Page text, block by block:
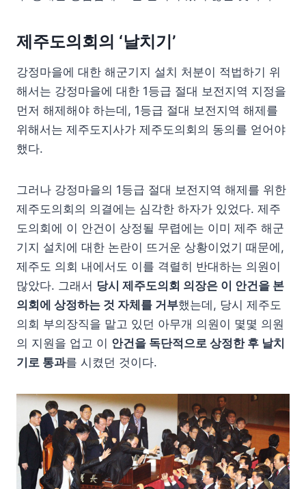
제주도의회의 ‘날치기’
강정마을에 대한 해군기지 설치 처분이 적법하기 위
해서는 강정마을에 대한 1등급 절대 보전지역 지정을
먼저 해제해야 하는데, 1등급 절대 보전지역 해제를
위해서는 제주도지사가 제주도의회의 동의를 얻어야
했다.
그러나 강정마을의 1등급 절대 보전지역 해제를 위한
제주도의회의 의결에는 심각한 하자가 있었다. 제주
도의회에 이 안건이 상정될 무렵에는 이미 제주 해군
기지 설치에 대한 논란이 뜨거운 상황이었기 때문에,
제주도 의회 내에서도 이를 격렬히 반대하는 의원이
많았다. 그래서 당시 제주도의회 의장은 이 안건을 본
의회에 상정하는 것 자체를 거부했는데, 당시 제주도
의회 부의장직을 맡고 있던 아무개 의원이 몇몇 의원
의 지원을 업고 이 안건을 독단적으로 상정한 후 날치
기로 통과를 시켰던 것이다.